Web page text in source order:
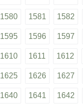
1580 1581 1582
1595 1596 1597
1610 1611 1612
1625 1626 1627
1640 1641 1642